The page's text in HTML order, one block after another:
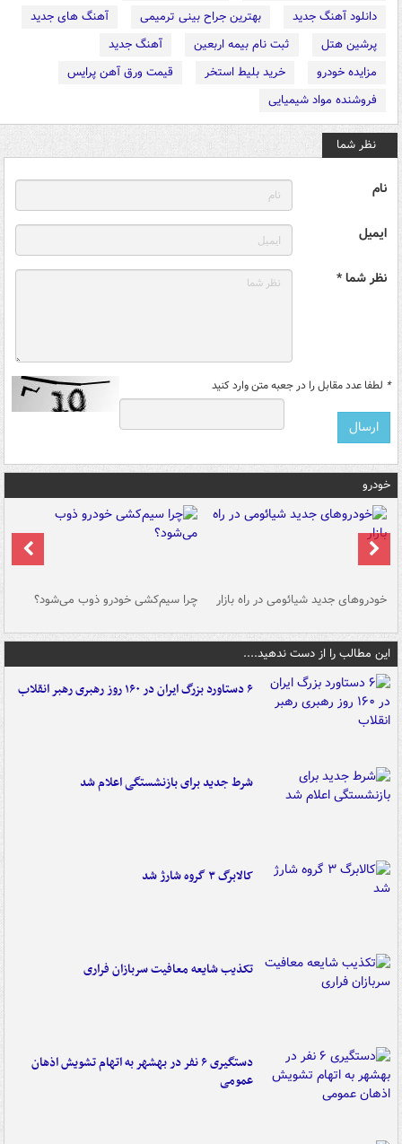
دانلود آهنگ جدید
بهترین جراح بینی ترمیمی
آهنگ های جدید
پرشین هتل
ثبت نام بیمه اربعین
آهنگ جدید
مزایده خودرو
خرید بلیط استخر
قیمت ورق آهن پرایس
فروشنده مواد شیمیایی
نظر شما
نام
ایمیل
نظر شما *
* لطفا عدد مقابل را در جعبه متن وارد کنید
خودرو
خودروهای جدید شیائومی در راه بازار چرا سیم‌کشی خودرو ذوب می‌شود؟
این مطالب را از دست ندهید....
۶ دستاورد بزرگ ایران در ۱۶۰ روز رهبری رهبر انقلاب
شرط جدید برای بازنشستگی اعلام شد
کالابرگ ۳ گروه شارژ شد
تکذیب شایعه معافیت سربازان فراری
دستگیری ۶ نفر در بهشهر به اتهام تشویش اذهان
عمومی